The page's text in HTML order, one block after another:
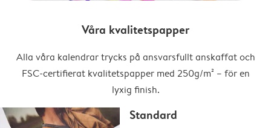
Våra kvalitetspapper
Alla våra kalendrar trycks på ansvarsfullt anskaffat och
FSC-certifierat kvalitetspapper med 250g/m² – för en
lyxig finish.
Standard